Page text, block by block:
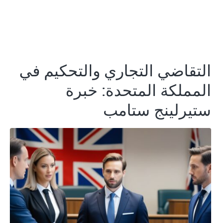
التقاضي التجاري والتحكيم في
المملكة المتحدة: خبرة
ستيرلينج ستامب